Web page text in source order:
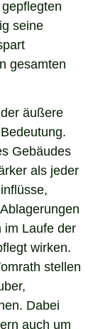
seine
gesamten
äußere
Gebäudes
als jeder
im Laufe der
wirken.
stellen
Dabei
auch um